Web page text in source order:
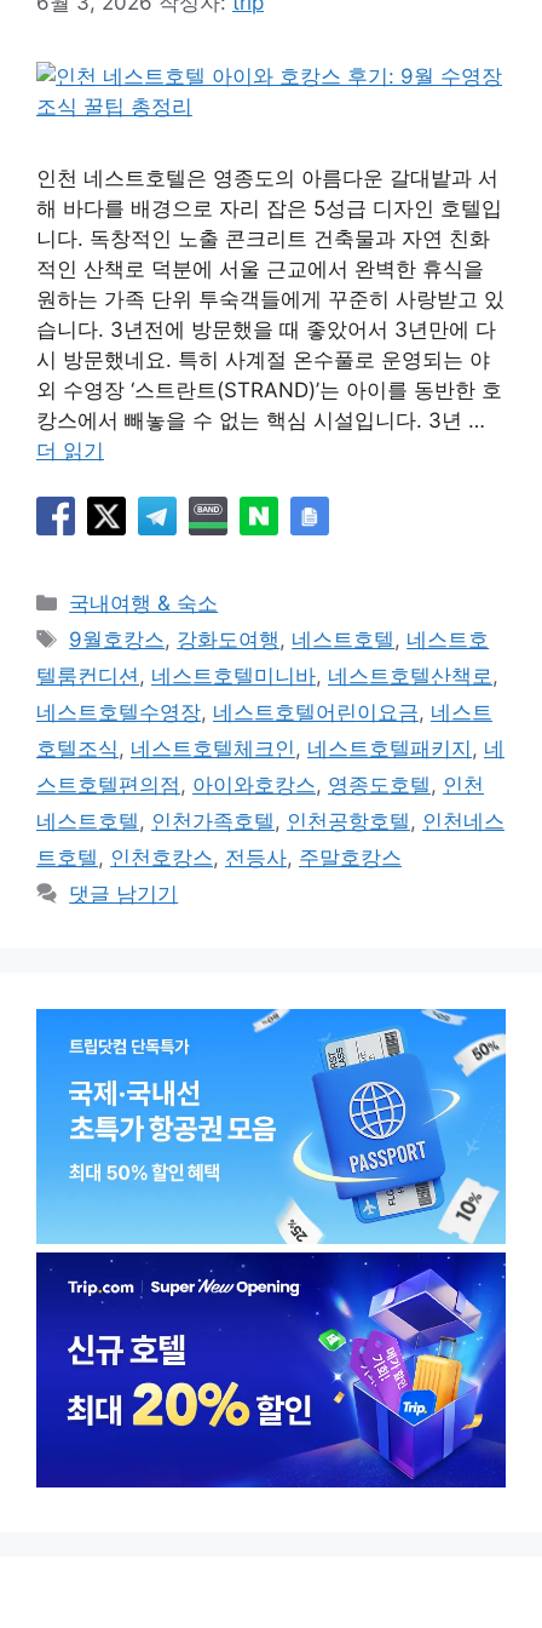
인천 네스트호텔은 영종도의 아름다운 갈대밭과 서
해 바다를 배경으로 자리 잡은 5성급 디자인 호텔입
니다. 독창적인 노출 콘크리트 건축물과 자연 친화
적인 산책로 덕분에 서울 근교에서 완벽한 휴식을
원하는 가족 단위 투숙객들에게 꾸준히 사랑받고 있
습니다. 3년전에 방문했을 때 좋았어서 3년만에 다
시 방문했네요. 특히 사계절 온수풀로 운영되는 야
외 수영장 ‘스트란트(STRAND)’는 아이를 동반한 호
캉스에서 빼놓을 수 없는 핵심 시설입니다. 3년 …
더 읽기
카
테
리
국내여행 & 숙소
태
그
9월호캉스, 강화도여행, 네스트호텔, 네스트호
텔룸컨디션, 네스트호텔미니바, 네스트호텔산책로,
네스트호텔수영장, 네스트호텔어린이요금, 네스트
호텔조식, 네스트호텔체크인, 네스트호텔패키지 , 네
스트호텔편의점, 아이와호캉스, 영종도호텔, 인천
네스트호텔, 인천가족호텔, 인천공항호텔, 인천네스
트호텔, 인천호캉스, 전등사, 주말호캉스
댓글 남기기